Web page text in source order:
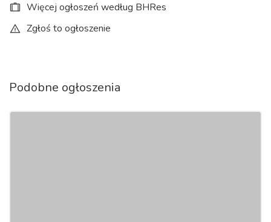
Więcej ogłoszeń według BHRes
Zgłoś to ogłoszenie
Podobne ogłoszenia